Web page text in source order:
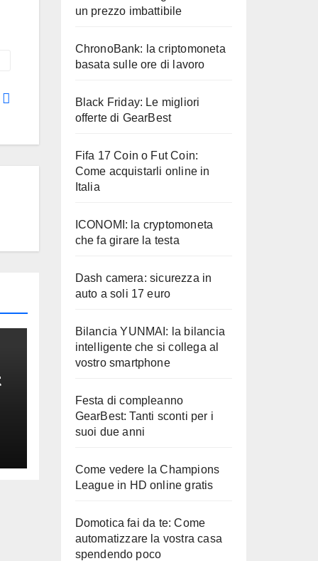
un prezzo imbattibile
ChronoBank: la criptomoneta
basata sulle ore di lavoro
Black Friday: Le migliori
offerte di GearBest
Fifa 17 Coin o Fut Coin:
Come acquistarli online in
Italia
ICONOMI: la cryptomoneta
che fa girare la testa
Dash camera: sicurezza in
auto a soli 17 euro
Bilancia YUNMAI: la bilancia
intelligente che si collega al
vostro smartphone
Festa di compleanno
GearBest: Tanti sconti per i
suoi due anni
Come vedere la Champions
League in HD online gratis
Domotica fai da te: Come
automatizzare la vostra casa
spendendo poco